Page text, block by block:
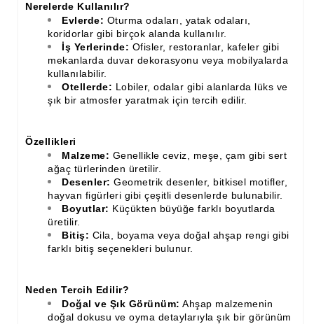
Muz Dilimi Rozet, Piramit İmalatı, Modelleri
Ahşap Oymalı Dekoratif Köşe İmalatı, Modelleri
Ahşap Saçak Çıta İmalatı Modelleri
Ahşap Korniş Modelleri
Havalı ve Estetik Dekoratif Ürün İmalatı, Modelleri
Ham Ahşap Avangard Dolap Koltuk Ayak İmalatı Modelleri
Ham Ahşap Avangard Masa Ayakları İmalatı Modelleri
Ham Ahşap Avangard Sehpa, Sandalye, Puf Ayakları İmalatı,
Modell
Nerelerde Kullanılır?
Evlerde: Oturma odaları, yatak odaları,
koridorlar gibi birçok alanda kullanılır.
İş Yerlerinde: Ofisler, restoranlar, kafeler gibi
mekanlarda duvar dekorasyonu veya mobilyalarda
kullanılabilir.
Otellerde: Lobiler, odalar gibi alanlarda lüks ve
şık bir atmosfer yaratmak için tercih edilir.
Özellikleri
Malzeme: Genellikle ceviz, meşe, çam gibi sert
ağaç türlerinden üretilir.
Desenler: Geometrik desenler, bitkisel motifler,
hayvan figürleri gibi çeşitli desenlerde bulunabilir.
Boyutlar: Küçükten büyüğe farklı boyutlarda
üretilir.
Bitiş: Cila, boyama veya doğal ahşap rengi gibi
farklı bitiş seçenekleri bulunur.
Neden Tercih Edilir?
Doğal ve Şık Görünüm: Ahşap malzemenin
doğal dokusu ve oyma detaylarıyla şık bir görünüm